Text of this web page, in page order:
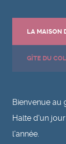
LA MAISON
GÎTE DU
Bienvenue au
Halte d'un
l'année.